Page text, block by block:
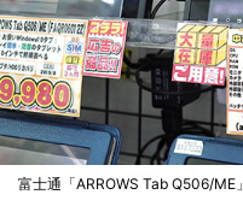
富士通「ARROWS Tab Q506/ME」